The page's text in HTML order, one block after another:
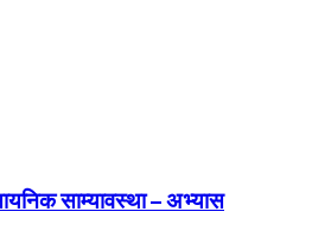
साम्यावस्था – अभ्यास